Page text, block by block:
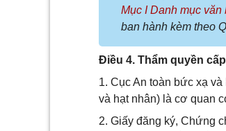
Mục I Danh mục
ban hành kèm theo
Điều 4. Thẩm quyền
1. Cục An toàn bức xạ
và hạt nhân) là cơ quan
2. Giấy đăng ký, Chứng